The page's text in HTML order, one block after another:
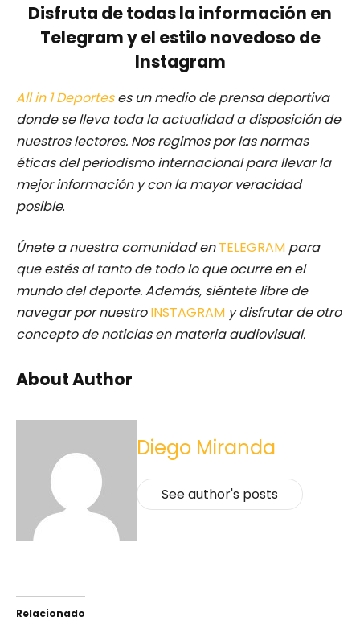
Disfruta de todas la información en
Telegram y el estilo novedoso de
Instagram
All in 1 Deporteses un medio de prensa deportiva
donde se lleva toda la actualidad a disposición de
nuestros lectores. Nos regimos por las normas
éticas del periodismo internacional para llevar la
mejor información y con la mayor veracidad
posible.
Únete a nuestra comunidad enTELEGRAM para
que estés al tanto de todo lo que ocurre en el
mundo del deporte. Además, siéntete libre de
navegar por nuestro INSTAGRAM y disfrutar de otro
concepto de noticias en materia audiovisual.
About Author
Diego Miranda
See author's posts
Relacionado